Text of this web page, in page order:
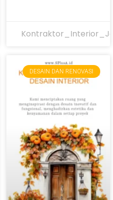
DESAIN DAN RENOVASI